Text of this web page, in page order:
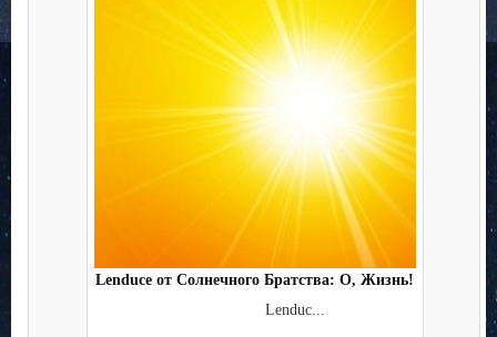
Lenduce от Солнечного Братства: О, Жизнь!
Lenduc...